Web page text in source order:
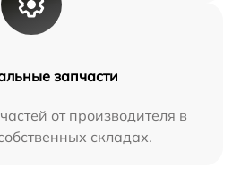
запчасти
от производителя в
складах.